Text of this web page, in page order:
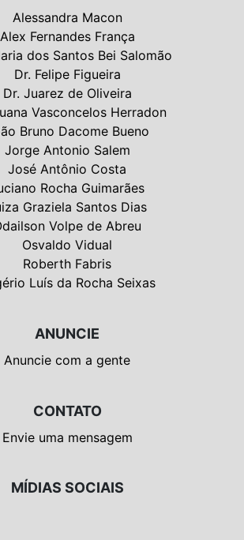
Alessandra Macon
Alex Fernandes França
dos Santos Bei Salomão
Dr. Felipe Figueira
Dr. Juarez de Oliveira
Vasconcelos Herradon
Bruno Dacome Bueno
Jorge Antonio Salem
José Antônio Costa
Rocha Guimarães
Graziela Santos Dias
Volpe de Abreu
Osvaldo Vidual
Roberth Fabris
Luís da Rocha Seixas
ANUNCIE
Anuncie com a gente
CONTATO
Envie uma mensagem
MÍDIAS SOCIAIS